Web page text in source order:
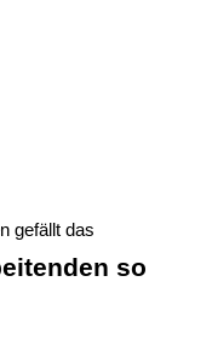
gefällt das
so